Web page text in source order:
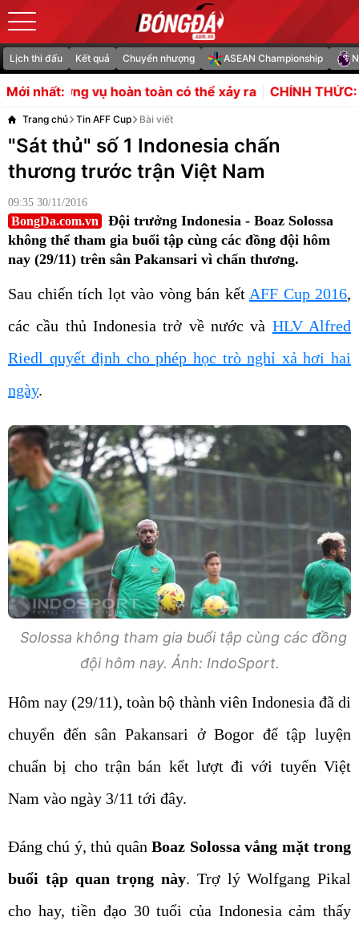
Lịch thi đấu Kết quả Chuyển nhượng ASEAN Championship
Mới nhất:
hoàn toàn có thể xảy ra CHÍNH THỨC: Yan Diomande
Trang chủ Tin AFF Cup Bài viết
"Sát thủ" số 1 Indonesia chấn
thương trước trận Việt Nam
09:35 30/11/2016
BongDa.com.vn
Đội trưởng Indonesia - Boaz Solossa
không thể tham gia buổi tập cùng các đồng đội hôm
nay (29/11) trên sân Pakansari vì chấn thương.
Sau chiến tích lọt vào vòng bán kết AFF Cup 2016,
các cầu thủ Indonesia trở về nước và HLV Alfred
Riedl quyết định cho phép học trò nghỉ xả hơi hai
ngày.
Solossa không tham gia buổi tập cùng các đồng
đội hôm nay. Ảnh: IndoSport.
Hôm nay (29/11), toàn bộ thành viên Indonesia đã di
chuyển đến sân Pakansari ở Bogor để tập luyện
chuẩn bị cho trận bán kết lượt đi với tuyển Việt
Nam vào ngày 3/11 tới đây.
Đáng chú ý, thủ quânBoaz Solossa vắng mặt trong
buổi tập quan trọng này. Trợ lý Wolfgang Pikal
cho hay, tiền đạo 30 tuổi của Indonesia cảm thấy